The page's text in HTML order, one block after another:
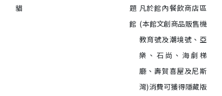
貓
題
館
凡於館內餐飲商店區
(本館文創商品販售機
教育號及潮境號、亞
樂、石尚、海劇梯
廳、壽賀喜屋及尼斯
灣)消費可獲得隱藏版